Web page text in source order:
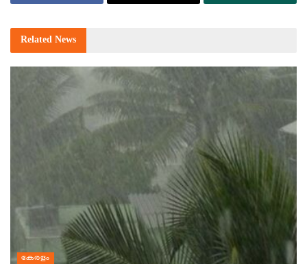
Related News
കേരളം